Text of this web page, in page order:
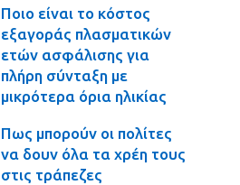
Ποιο είναι το κόστος
εξαγοράς πλασματικών
ετών ασφάλισης για
πλήρη σύνταξη με
μικρότερα όρια ηλικίας
Πως μπορούν οι πολίτες
να δουν όλα τα χρέη τους
στις τράπεζες